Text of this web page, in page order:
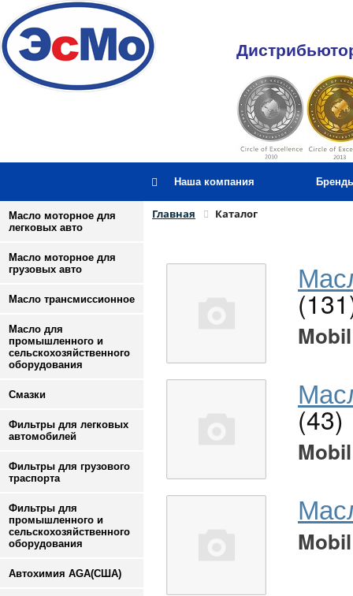
Наша компания
Масло моторное для
легковых авто
Масло моторное для
грузовых авто
Масло трансмиссионное
Масло для
промышленного и
сельскохозяйственного
оборудования
Смазки
Фильтры для легковых
автомобилей
Фильтры для грузового
траспорта
Фильтры для
промышленного и
сельскохозяйственного
оборудования
Автохимия AGA(США)
Главная Каталог
Mobil
(43)
Mobil
Mobil